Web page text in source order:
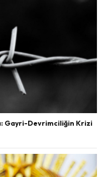
Gayri-Devrimciliğin Krizi